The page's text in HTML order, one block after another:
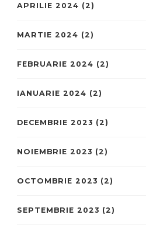
APRILIE 2024 (2)
MARTIE 2024 (2)
FEBRUARIE 2024 (2)
IANUARIE 2024 (2)
DECEMBRIE 2023 (2)
NOIEMBRIE 2023 (2)
OCTOMBRIE 2023 (2)
SEPTEMBRIE 2023 (2)